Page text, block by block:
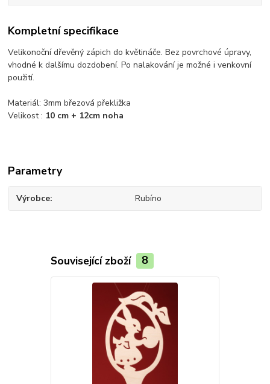
Kompletní specifikace
Velikonoční dřevěný zápich do květináče. Bez povrchové úpravy,
vhodné k dalšímu dozdobení. Po nalakování je možné i venkovní
použití.
Materiál: 3mm březová překližka
Velikost : 10 cm + 12cm noha
Parametry
Výrobce Rubíno
Související zboží 8